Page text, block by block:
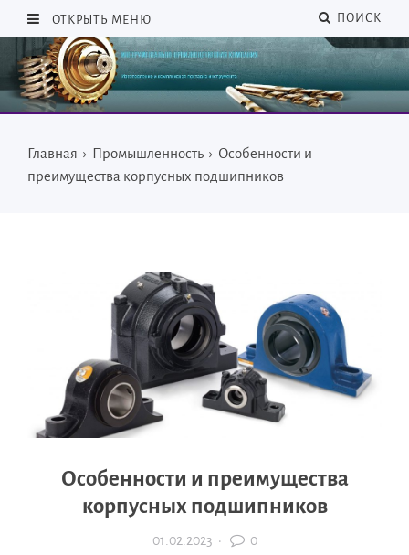
ОТКРЫТЬ МЕНЮ ПОИСК
Главная › Промышленность › Особенности и
преимущества корпусных подшипников
Особенности и преимущества
корпусных подшипников
01.02.2023 · 0